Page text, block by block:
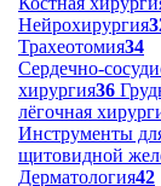
Нейрохирургия
Трахеотомия34
Сердечно-
хирургия36
лёгочная
Инструменты
щитовидной
Дерматология42